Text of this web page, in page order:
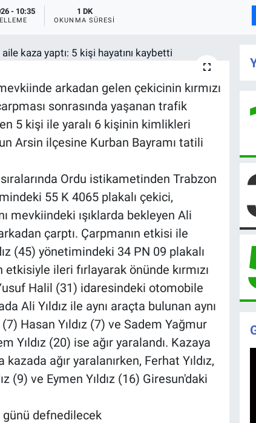
- 10:35 1 DK
OKUNMA SÜRESI
arkadan gelen çekicinin kırmızı
sonrasında yaşanan trafik
5 kişi ile yaralı 6 kişinin kimlikleri
Arsin ilçesine Kurban Bayramı tatili
Ordu istikametinden Trabzon
55 K 4065 plakalı çekici,
mevkiindeki ışıklarda bekleyen Ali
çarptı. Çarpmanın etkisi ile
(45) yönetimindeki 34 PN 09 plakalı
ileri fırlayarak önünde kırmızı
Halil (31) idaresindeki otomobile
Ali Yıldız ile aynı araçta bulunan aynı
Hasan Yıldız (7) ve Sadem Yağmur
Yıldız (20) ise ağır yaralandı. Kazaya
ağır yaralanırken, Ferhat Yıldız,
(9) ve Eymen Yıldız (16) Giresun'daki
günü defnedilecek